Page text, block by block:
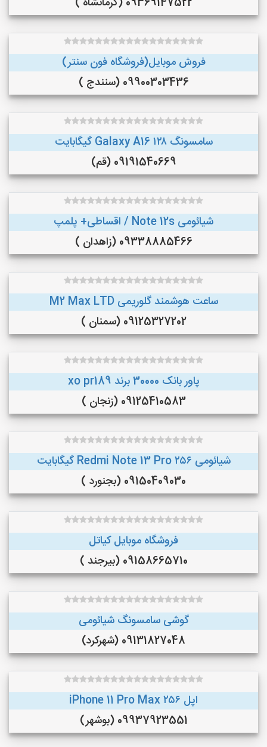
فروش موبایل(فروشگاه فون سنتر)
09900303436 (سنندج )
سامسونگ Galaxy A16 ۱۲۸ گیگابایت
09191540669 (قم)
شیائومی Note 12s / اقساطی+ پلمپ
09338885466 (زاهدان )
ساعت هوشمند گلوریمی M2 Max LTD
09125327202 (سمنان )
پاور بانک 30000 برند xo pr189
09125410583 (زنجان )
شیائومی Redmi Note 13 Pro ۲۵۶ گیگابایت
09150409030 (بجنورد )
فروشگاه موبایل کیاتل
09158665710 (بیرجند )
گوشی سامسونگ شیائومی
09131827048 (شهرکرد)
اپل iPhone 11 Pro Max ۲۵۶
09937923551 (بوشهر)